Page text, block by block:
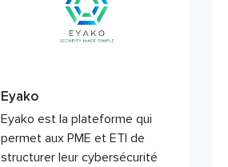
Eyako
Eyako est la plateforme qui
permet aux PME et ETI de
structurer leur cybersécurité